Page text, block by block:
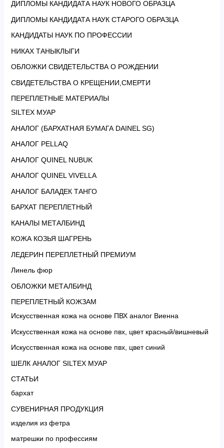
ДИПЛОМЫ КАНДИДАТА НАУК НОВОГО ОБРАЗЦА
ДИПЛОМЫ КАНДИДАТА НАУК СТАРОГО ОБРАЗЦА
КАНДИДАТЫ НАУК ПО ПРОФЕССИИ
НИКАХ ТАНЫКЛЫГИ
ОБЛОЖКИ СВИДЕТЕЛЬСТВА О РОЖДЕНИИ
СВИДЕТЕЛЬСТВА О КРЕЩЕНИИ,СМЕРТИ
ПЕРЕПЛЕТНЫЕ МАТЕРИАЛЫ
SILTEX МУАР
АНАЛОГ (БАРХАТНАЯ БУМАГА DAINEL SG)
АНАЛОГ PELLAQ
АНАЛОГ QUINEL NUBUK
АНАЛОГ QUINEL VIVELLA
АНАЛОГ БАЛАДЕК ТАНГО
БАРХАТ ПЕРЕПЛЕТНЫЙ
КАНАЛЫ МЕТАЛБИНД
КОЖА КОЗЬЯ ШАГРЕНЬ
ЛЕДЕРИН ПЕРЕПЛЕТНЫЙ ПРЕМИУМ
Линель фюр
ОБЛОЖКИ МЕТАЛБИНД
ПЕРЕПЛЕТНЫЙ КОЖЗАМ
Искусственная кожа на основе ПВХ аналог Виенна
Искусственная кожа на основе пвх, цвет красный/вишневый
Искусственная кожа на основе пвх, цвет синий
ШЕЛК АНАЛОГ SILTEX МУАР
СТАТЬИ
бархат
СУВЕНИРНАЯ ПРОДУКЦИЯ
изделия из фетра
матрешки по профессиям